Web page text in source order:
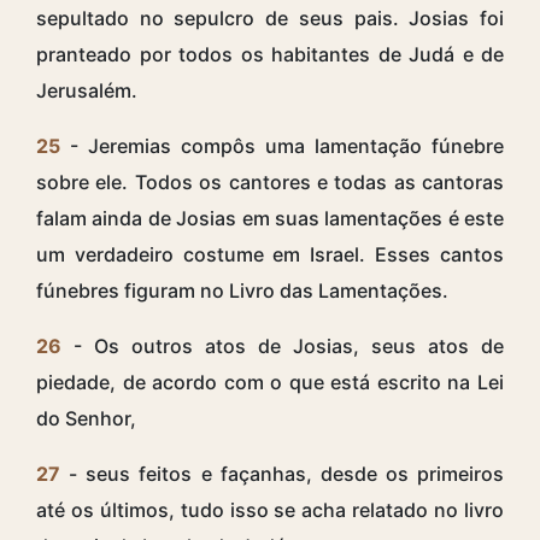
sepultado no sepulcro de seus pais. Josias foi
pranteado por todos os habitantes de Judá e de
Jerusalém.
25 - Jeremias compôs uma lamentação fúnebre
sobre ele. Todos os cantores e todas as cantoras
falam ainda de Josias em suas lamentações é este
um verdadeiro costume em Israel. Esses cantos
fúnebres figuram no Livro das Lamentações.
26 - Os outros atos de Josias, seus atos de
piedade, de acordo com o que está escrito na Lei
do Senhor,
27 - seus feitos e façanhas, desde os primeiros
até os últimos, tudo isso se acha relatado no livro